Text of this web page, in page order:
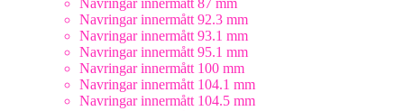
Navringar innermått 87 mm
Navringar innermått 92.3 mm
Navringar innermått 93.1 mm
Navringar innermått 95.1 mm
Navringar innermått 100 mm
Navringar innermått 104.1 mm
Navringar innermått 104.5 mm